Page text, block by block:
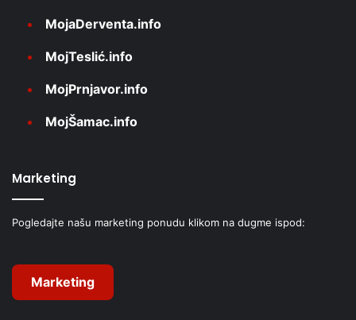
MojaDerventa.info
MojTeslić.info
MojPrnjavor.info
MojŠamac.info
Marketing
Pogledajte našu marketing ponudu klikom na dugme ispod:
Marketing